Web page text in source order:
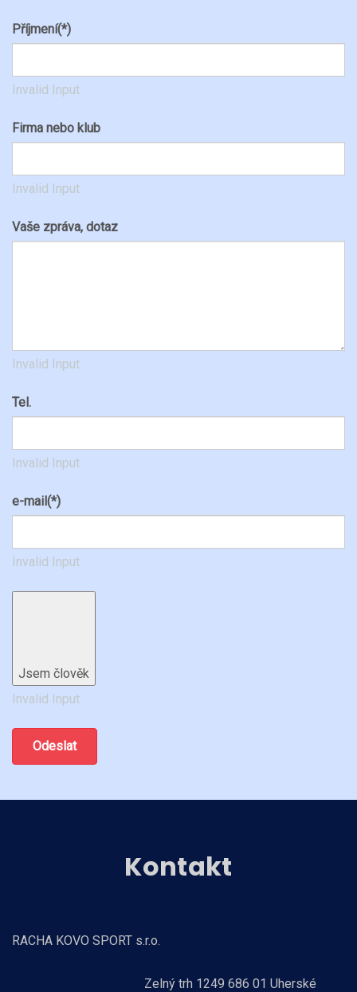
Příjmení(*)
Invalid Input
Firma nebo klub
Invalid Input
Vaše zpráva, dotaz
Invalid Input
Tel.
Invalid Input
e-mail(*)
Invalid Input
Jsem člověk
Invalid Input
Odeslat
Kontakt
RACHA KOVO SPORT s.r.o.
Zelný trh 1249 686 01 Uherské